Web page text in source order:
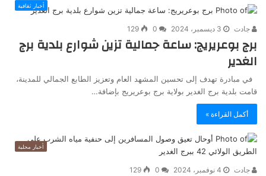
أخبار ثقافية
جادت 3 ديسمبر، 2024 0
129
برج بوعريريج: ساعة جمالية تزين شوارع بلدية برج
الغدير
في مبادرة تهدف إلى تحسين المشهد العام وتعزيز الطابع الجمالي للمدينة،
قامت بلدية برج الغدير بولاية برج بوعريريج بإضافة…
أكمل القراءة »
أخبار محلية
جادت 4 نوفمبر، 2024 0
129